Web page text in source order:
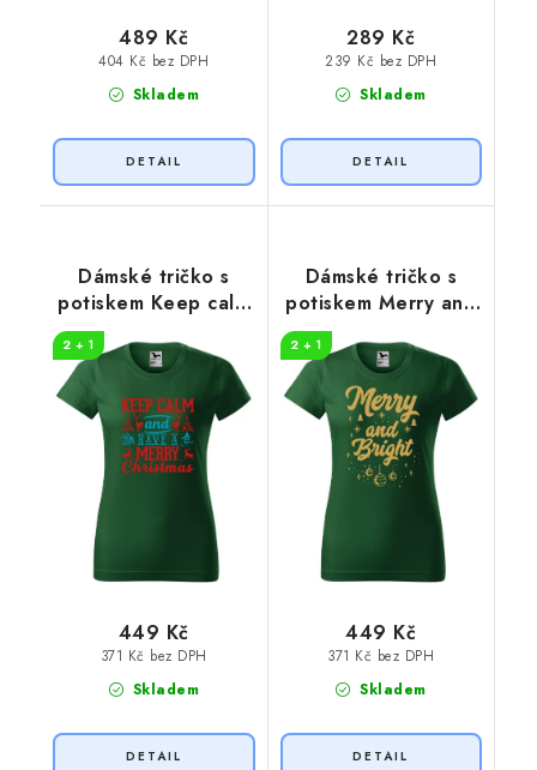
Skladem
404 Kč bez DPH
489 Kč
Skladem
239 Kč bez DPH
289 Kč
Dámské tričko s
potiskem Keep calm
2 + 1
Skladem
371 Kč bez DPH
449 Kč
Dámské tričko s
potiskem Merry and
2 + 1
Skladem
371 Kč bez DPH
449 Kč